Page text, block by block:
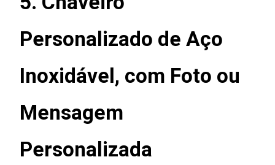
Personalizado de Aço
Inoxidável, com Foto ou
Mensagem
Personalizada